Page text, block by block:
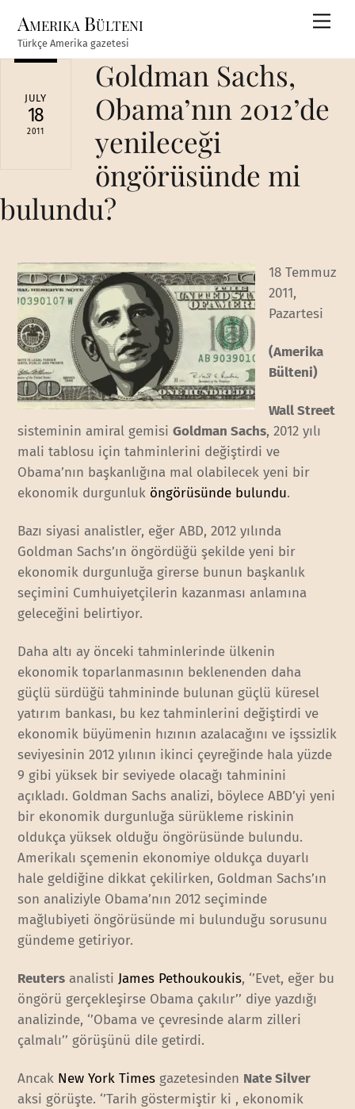
content
Amerika Bülteni
Türkçe Amerika gazetesi
JULY
18
2011
Goldman Sachs,
Obama’nın 2012’de
yenileceği
öngörüsünde mi
bulundu?
18 Temmuz
2011,
Pazartesi
(Amerika
Bülteni)
Wall Street
sisteminin amiral gemisiGoldman Sachs, 2012 yılı
mali tablosu için tahminlerini değiştirdi ve
Obama’nın başkanlığına mal olabilecek yeni bir
ekonomik durgunluk öngörüsünde bulundu.
Bazı siyasi analistler, eğer ABD, 2012 yılında
Goldman Sachs’ın öngördüğü şekilde yeni bir
ekonomik durgunluğa girerse bunun başkanlık
seçimini Cumhuiyetçilerin kazanması anlamına
geleceğini belirtiyor.
Daha altı ay önceki tahminlerinde ülkenin
ekonomik toparlanmasının beklenenden daha
güçlü sürdüğü tahmininde bulunan güçlü küresel
yatırım bankası, bu kez tahminlerini değiştirdi ve
ekonomik büyümenin hızının azalacağını ve işssizlik
seviyesinin 2012 yılının ikinci çeyreğinde hala yüzde
9 gibi yüksek bir seviyede olacağı tahminini
açıkladı. Goldman Sachs analizi, böylece ABD’yi yeni
bir ekonomik durgunluğa sürükleme riskinin
oldukça yüksek olduğu öngörüsünde bulundu.
Amerikalı sçemenin ekonomiye oldukça duyarlı
hale geldiğine dikkat çekilirken, Goldman Sachs’ın
son analiziyle Obama’nın 2012 seçiminde
mağlubiyeti öngörüsünde mi bulunduğu sorusunu
gündeme getiriyor.
Reuters analistiJames Pethoukoukis, ‘’Evet, eğer bu
öngörü gerçekleşirse Obama çakılır’’ diye yazdığı
analizinde, ‘’Obama ve çevresinde alarm zilleri
çalmalı’’ görüşünü dile getirdi.
Ancak New York Times gazetesinden Nate Silver
aksi görüşte. ‘’Tarih göstermiştir ki , ekonomik